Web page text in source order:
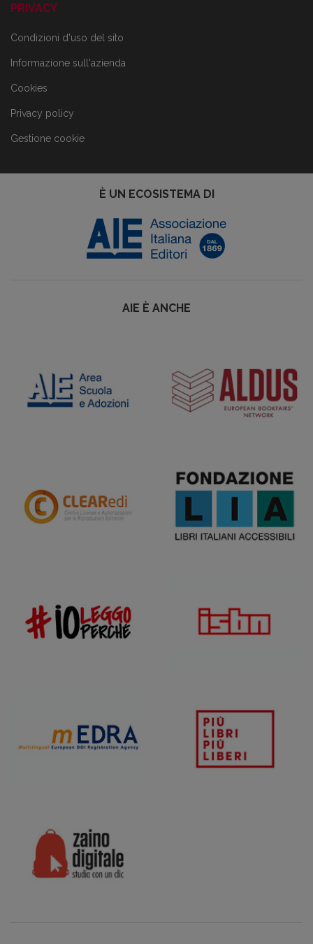
PRIVACY
Condizioni d'uso del sito
Informazione sull'azienda
Cookies
Privacy policy
Gestione cookie
È UN ECOSISTEMA DI
AIE È ANCHE